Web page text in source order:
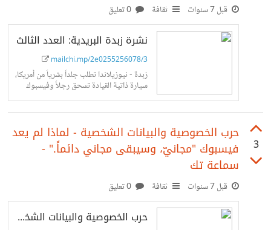
قبل 7 سنوات ثقافة
نشرة زبدة البريدية: العدد الثالث
mailchi.mp/2e0255256078/3
زبدة - نيوزيلاندا تطلب جلداً بشرياً من أمريكا،
سيارة ذاتية القيادة تسحق رجلاً وفيسبوك
ترغب بمعرفة ما تقوم به على نظارات الواقع
3
حرب الخصوصية والبيانات الشخصية - لماذا لم يعد
فيسبوك "مجانيّ، وسيبقى مجاني دائماً." -
سماعة تك
قبل 7 سنوات ثقافة
حرب الخصوصية والبيانات الشخصية - لماذا لم يعد فيسبوك "مجانيّ، وسيبقى مجاني دائماً." - سماعة تك